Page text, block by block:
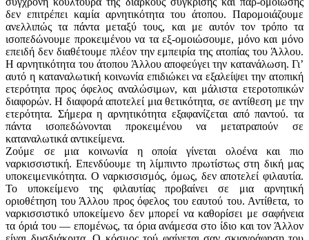
δεν επιτρέπει καμία αρνητικότητα του άτοπου. Παρομοιάζουμε
ανελλιπώς τα πάντα μεταξύ τους, και με αυτόν τον τρόπο τα
ισοπεδώνουμε προκειμένου να τα εξ-ομοιώσουμε, μόνο και μόνο
επειδή δεν διαθέτουμε πλέον την εμπειρία της ατοπίας του Άλλου.
Η αρνητικότητα του άτοπου Άλλου αποφεύγει την κατανάλωση. Γι’
αυτό η καταναλωτική κοινωνία επιδιώκει να εξαλείψει την ατοπική
ετερότητα προς όφελος αναλώσιμων, και μάλιστα ετεροτοπικών
διαφορών. Η διαφορά αποτελεί μια θετικότητα, σε αντίθεση με την
ετερότητα. Σήμερα η αρνητικότητα εξαφανίζεται από παντού. τα
πάντα ισοπεδώνονται προκειμένου να μετατραπούν σε
καταναλωτικά αντικείμενα.
Ζούμε σε μια κοινωνία η οποία γίνεται ολοένα και πιο
ναρκισσιστική. Επενδύουμε τη λίμπιντο πρωτίστως στη δική μας
υποκειμενικότητα. Ο ναρκισσισμός, όμως, δεν αποτελεί φιλαυτία.
Το υποκείμενο της φιλαυτίας προβαίνει σε μια αρνητική
οριοθέτηση του Άλλου προς όφελος του εαυτού του. Αντίθετα, το
ναρκισσιστικό υποκείμενο δεν μπορεί να καθορίσει με σαφήνεια
τα όριά του — επομένως, τα όρια ανάμεσα στο ίδιο και τον Άλλον